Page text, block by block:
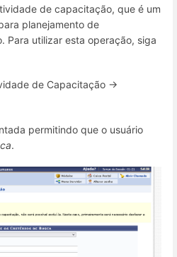
de capacitação, que é um
planejamento de
Para utilizar esta operação, siga
de Capacitação →
permitindo que o usuário
.